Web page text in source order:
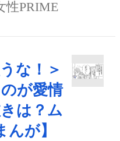
性PRIME
な！＞
が愛情
は？ム
が】